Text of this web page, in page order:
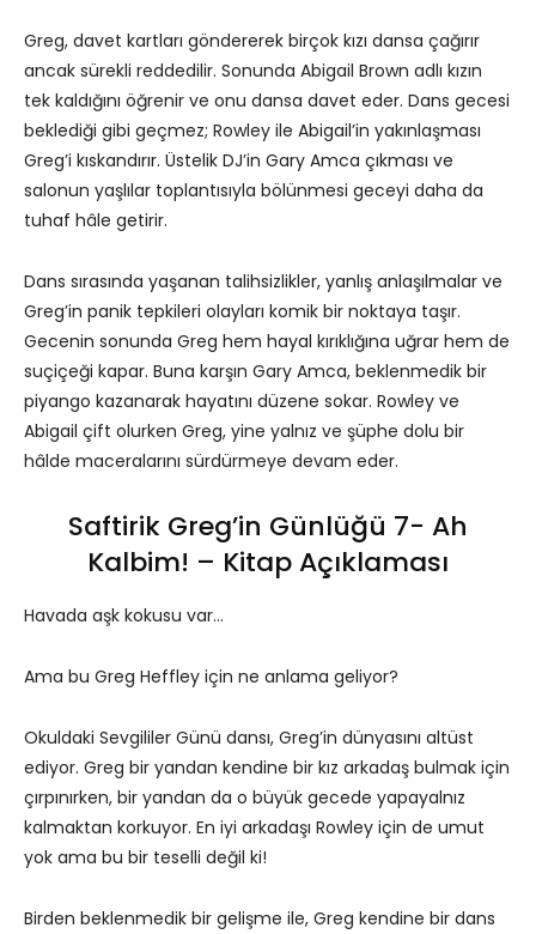
Greg, davet kartları göndererek birçok kızı dansa çağırır
ancak sürekli reddedilir. Sonunda Abigail Brown adlı kızın
tek kaldığını öğrenir ve onu dansa davet eder. Dans gecesi
beklediği gibi geçmez; Rowley ile Abigail’in yakınlaşması
Greg’i kıskandırır. Üstelik DJ’in Gary Amca çıkması ve
salonun yaşlılar toplantısıyla bölünmesi geceyi daha da
tuhaf hâle getirir.
Dans sırasında yaşanan talihsizlikler, yanlış anlaşılmalar ve
Greg’in panik tepkileri olayları komik bir noktaya taşır.
Gecenin sonunda Greg hem hayal kırıklığına uğrar hem de
suçiçeği kapar. Buna karşın Gary Amca, beklenmedik bir
piyango kazanarak hayatını düzene sokar. Rowley ve
Abigail çift olurken Greg, yine yalnız ve şüphe dolu bir
hâlde maceralarını sürdürmeye devam eder.
Saftirik Greg’in Günlüğü 7- Ah
Kalbim! – Kitap Açıklaması
Havada aşk kokusu var…
Ama bu Greg Heffley için ne anlama geliyor?
Okuldaki Sevgililer Günü dansı, Greg’in dünyasını altüst
ediyor. Greg bir yandan kendine bir kız arkadaş bulmak için
çırpınırken, bir yandan da o büyük gecede yapayalnız
kalmaktan korkuyor. En iyi arkadaşı Rowley için de umut
yok ama bu bir teselli değil ki!
Birden beklenmedik bir gelişme ile, Greg kendine bir dans